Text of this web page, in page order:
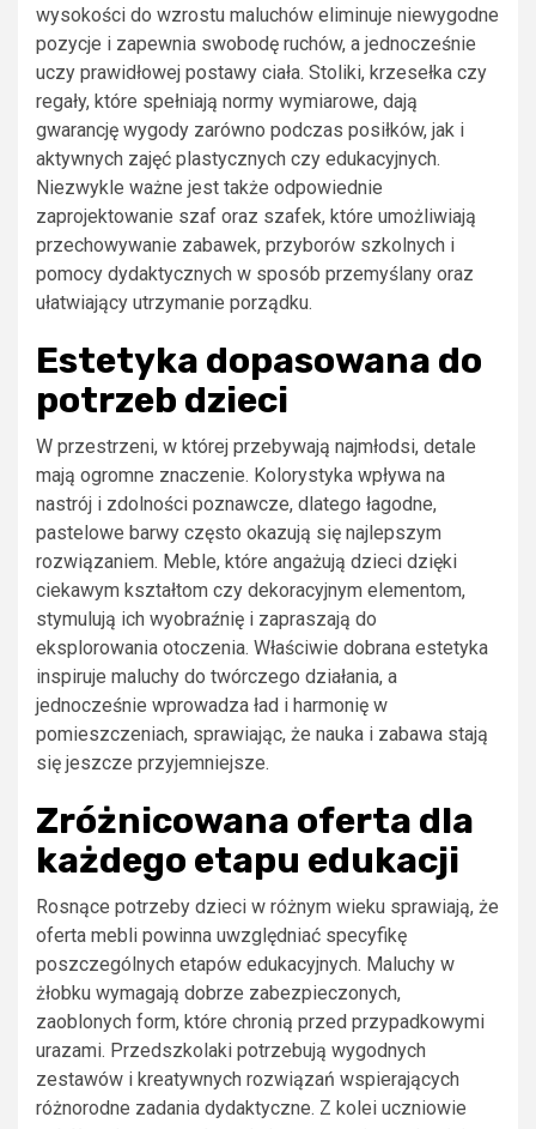
wysokości do wzrostu maluchów eliminuje niewygodne
pozycje i zapewnia swobodę ruchów, a jednocześnie
uczy prawidłowej postawy ciała. Stoliki, krzesełka czy
regały, które spełniają normy wymiarowe, dają
gwarancję wygody zarówno podczas posiłków, jak i
aktywnych zajęć plastycznych czy edukacyjnych.
Niezwykle ważne jest także odpowiednie
zaprojektowanie szaf oraz szafek, które umożliwiają
przechowywanie zabawek, przyborów szkolnych i
pomocy dydaktycznych w sposób przemyślany oraz
ułatwiający utrzymanie porządku.
Estetyka dopasowana do
potrzeb dzieci
W przestrzeni, w której przebywają najmłodsi, detale
mają ogromne znaczenie. Kolorystyka wpływa na
nastrój i zdolności poznawcze, dlatego łagodne,
pastelowe barwy często okazują się najlepszym
rozwiązaniem. Meble, które angażują dzieci dzięki
ciekawym kształtom czy dekoracyjnym elementom,
stymulują ich wyobraźnię i zapraszają do
eksplorowania otoczenia. Właściwie dobrana estetyka
inspiruje maluchy do twórczego działania, a
jednocześnie wprowadza ład i harmonię w
pomieszczeniach, sprawiając, że nauka i zabawa stają
się jeszcze przyjemniejsze.
Zróżnicowana oferta dla
każdego etapu edukacji
Rosnące potrzeby dzieci w różnym wieku sprawiają, że
oferta mebli powinna uwzględniać specyfikę
poszczególnych etapów edukacyjnych. Maluchy w
żłobku wymagają dobrze zabezpieczonych,
zaoblonych form, które chronią przed przypadkowymi
urazami. Przedszkolaki potrzebują wygodnych
zestawów i kreatywnych rozwiązań wspierających
różnorodne zadania dydaktyczne. Z kolei uczniowie